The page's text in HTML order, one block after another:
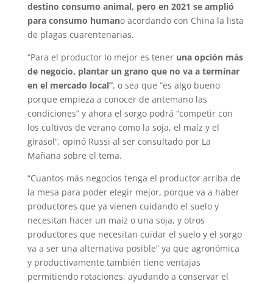
destino consumo animal, pero en 2021 se amplió
para consumo humano acordando con China la lista
de plagas cuarentenarias.
“Para el productor lo mejor es tener una opción más
de negocio, plantar un grano que no va a terminar
en el mercado local”, o sea que “es algo bueno
porque empieza a conocer de antemano las
condiciones” y ahora el sorgo podrá “competir con
los cultivos de verano como la soja, el maíz y el
girasol”, opinó Russi al ser consultado por La
Mañana sobre el tema.
“Cuantos más negocios tenga el productor arriba de
la mesa para poder elegir mejor, porque va a haber
productores que ya vienen cuidando el suelo y
necesitan hacer un maíz o una soja, y otros
productores que necesitan cuidar el suelo y el sorgo
va a ser una alternativa posible” ya que agronómica
y productivamente también tiene ventajas
permitiendo rotaciones, ayudando a conservar el